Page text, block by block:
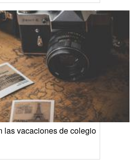
las vacaciones de colegio